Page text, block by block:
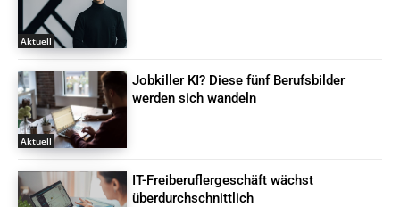
Aktuell
Aktuell
Jobkiller KI? Diese fünf Berufsbilder
werden sich wandeln
IT-Freiberuflergeschäft wächst
überdurchschnittlich